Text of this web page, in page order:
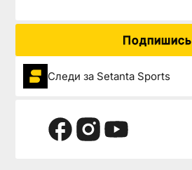
Подпишись
Следи за Setanta Sports